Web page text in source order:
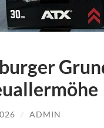
/ ADMIN